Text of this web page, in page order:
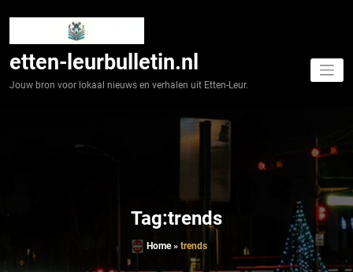
etten-leurbulletin.nl
Jouw bron voor lokaal nieuws en verhalen uit Etten-Leur.
Tag:trends
Home» trends